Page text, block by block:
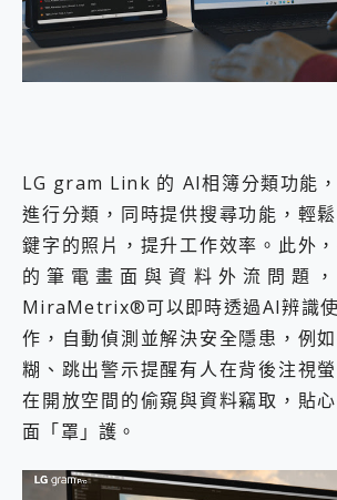
LG gram Link 的 AI相簿分類功能
進行分類，同時提供搜尋功能，輕
鍵字的照片，提升工作效率。此外
的筆電畫面與資料外流問題，
MiraMetrix®可以即時透過AI辨識
作，自動偵測並解決安全隱患，例
糊、跳出警示提醒有人在背後注視
在開放空間的偷窺與資料竊取，貼
面「罩」護。